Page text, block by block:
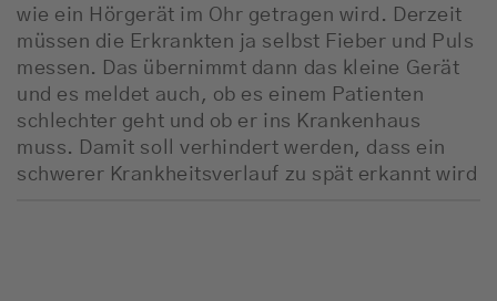
wie ein Hörgerät im Ohr getragen wird. Derzeit
müssen die Erkrankten ja selbst Fieber und Puls
messen. Das übernimmt dann das kleine Gerät
und es meldet auch, ob es einem Patienten
schlechter geht und ob er ins Krankenhaus
muss. Damit soll verhindert werden, dass ein
schwerer Krankheitsverlauf zu spät erkannt wird